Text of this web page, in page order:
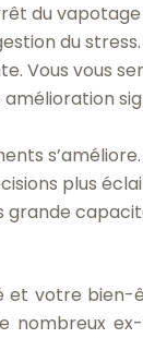
du
du stress.
Vous vous
plus
grande
votre bien-
nombreux